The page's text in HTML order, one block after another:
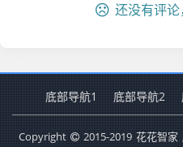
还没有评
底部导航1 底部导航2
Copyright 2015-2019 花花智家